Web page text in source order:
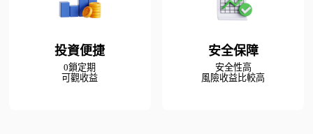
投資便捷
0鎖定期
可觀收益
安全保障
安全性高
風險收益比較高